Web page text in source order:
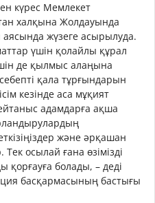
күрес Мемлекет
халқына Жолдауында
жүзеге асырылуда.
үшін қолайлы құрал
де қылмыс алаңына
қала тұрғындарын
кезінде аса мұқият
адамдарға ақша
және әрқашан
осылай ғана өзімізді
болады, – деді
басқармасының бастығы